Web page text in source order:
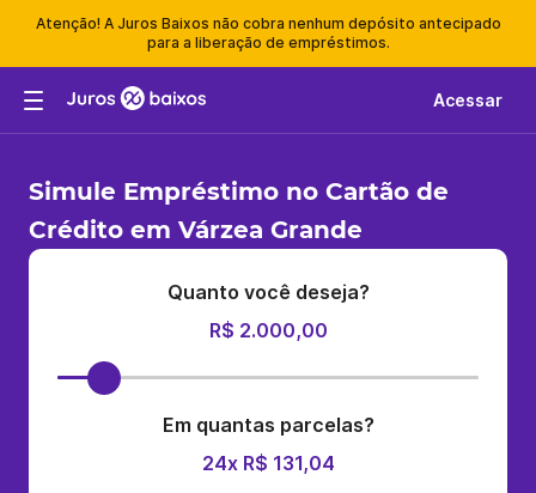
Atenção! A Juros Baixos não cobra nenhum depósito antecipado
para a liberação de empréstimos.
Acessar
Simule Empréstimo no Cartão de
Crédito em Várzea Grande
Quanto você deseja?
R$ 2.000,00
Em quantas parcelas?
24x R$ 131,04